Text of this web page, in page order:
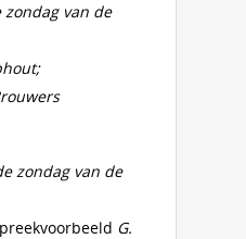
zondag van de
zondag van de
G.